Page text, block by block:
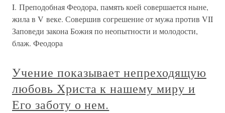
I. Преподобная Феодора, память коей совершается ныне,
жила в V веке. Совершив согрешение от мужа против VII
Заповеди закона Божия по неопытности и молодости,
блаж. Феодора
Учение показывает непреходящую
любовь Христа к нашему миру и
Его заботу о нем.